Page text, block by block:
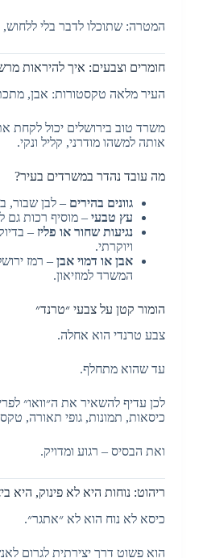
המטרה: שתוכלו לדבר בלי ללחוש,
חומרים וצבעים: איך להיראות
העיר מלאה טקסטורות: אבן,
משרד טוב בירושלים יכול לקחת
אותה למשהו מודרני, קליל ונקי.
מה עובד נהדר במשרדים בעיר?
גוונים בהירים – לבן שבור,
עץ טבעי– מוסיף רכות גם
נגיעות שחור או פליז–
ויוקרתי.
אבן או דמוי אבן– רמז
המשרד למוזיאון.
הומור קטן על צבעי ״טרנד״
צבע טרנדי הוא אחלה.
עד שהוא מתחלף.
לכן עדיף להשאיר את ה״וואו״
כיסאות, תמונות, גופי תאורה,
ואת הבסיס – רגוע ומדויק.
ריהוט: נוחות היא לא פינוק, היא
כיסא לא נוח הוא לא ״אתגר״.
הוא פשוט דרך יצירתית לגרום